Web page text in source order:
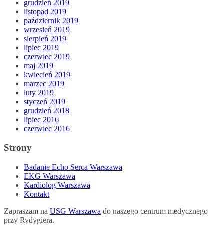
grudzień 2019
listopad 2019
październik 2019
wrzesień 2019
sierpień 2019
lipiec 2019
czerwiec 2019
maj 2019
kwiecień 2019
marzec 2019
luty 2019
styczeń 2019
grudzień 2018
lipiec 2016
czerwiec 2016
Strony
Badanie Echo Serca Warszawa
EKG Warszawa
Kardiolog Warszawa
Kontakt
Zapraszam na USG Warszawa do naszego centrum medycznego
przy Rydygiera.